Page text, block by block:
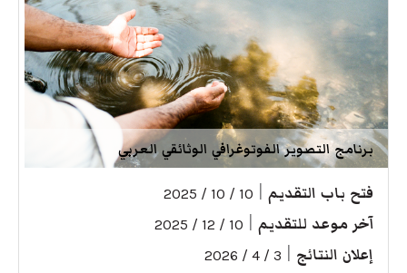
برنامج التصوير الفوتوغرافي الوثائقي العربي
فتح باب التقديم 10 / 10 / 2025
آخر موعد للتقديم 10 / 12 / 2025
إعلان النتائج 3 / 4 / 2026